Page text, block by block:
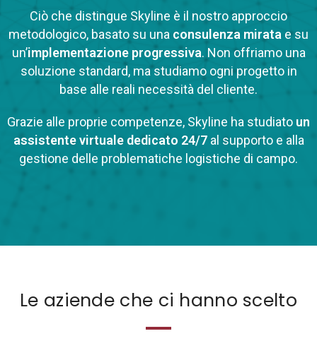
Ciò che distingue Skyline è il nostro approccio
metodologico, basato su una consulenza mirata e su
un’implementazione progressiva. Non offriamo una
soluzione standard, ma studiamo ogni progetto in
base alle reali necessità del cliente.
Grazie alle proprie competenze, Skyline ha studiato un
assistente virtuale dedicato 24/7al supporto e alla
gestione delle problematiche logistiche di campo.
Le aziende che ci hanno scelto